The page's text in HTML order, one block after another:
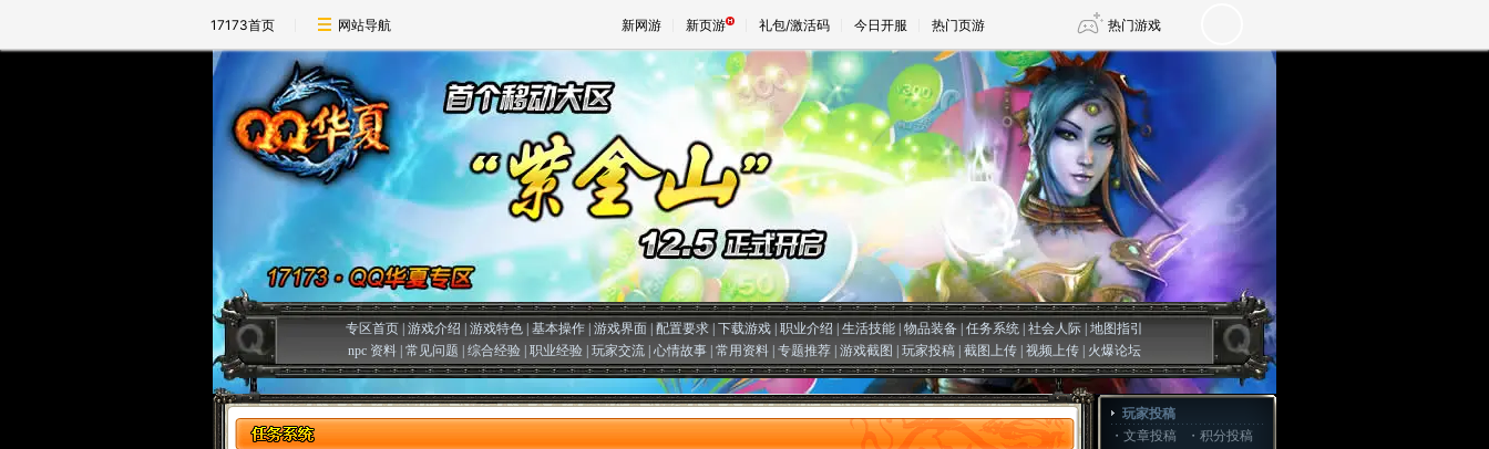
17173首页 网站导航 新网游 新页游 礼包/激活码 今日开服 热门页游 热门游戏
魔兽 DNF 传奇4
剑网3旗舰版 新天龙八部
王权与自由 诛仙世界 仙剑世界
专区首页 游戏介绍 游戏特色 基本操作 游戏界面 配置要求 下载游戏 职业介绍 生活技能 物品装备 任务系统 社会人际 地图指引
npc 资料 常见问题 综合经验 职业经验 玩家交流 心情故事 常用资料 专题推荐 游戏截图 玩家投稿 截图上传 视频上传 火爆论坛
玩家投稿
・ 文章投稿 ・ 积分投稿